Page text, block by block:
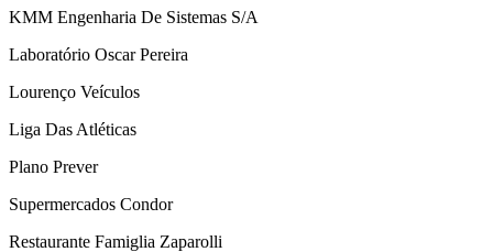
KMM Engenharia De Sistemas S/A
Laboratório Oscar Pereira
Lourenço Veículos
Liga Das Atléticas
Plano Prever
Supermercados Condor
Restaurante Famiglia Zaparolli